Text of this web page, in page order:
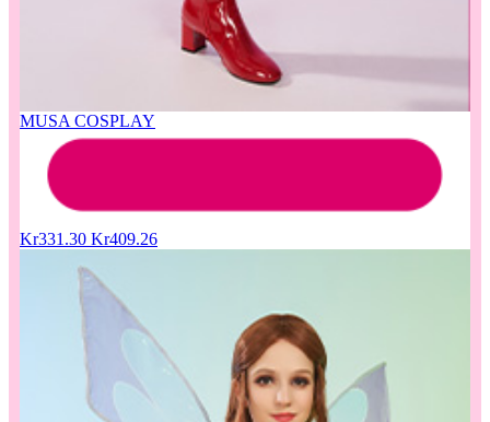
MUSA COSPLAY
Kr331.30 Kr409.26